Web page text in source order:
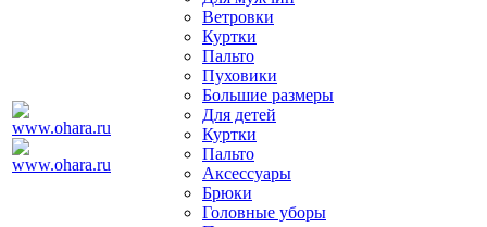
Ветровки
Куртки
Пальто
Пуховики
Большие размеры
Для детей
Куртки
Пальто
Аксессуары
Брюки
Головные уборы